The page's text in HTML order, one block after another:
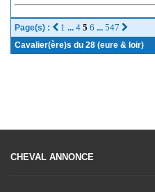
Page(s) : 1 ... 4 5 6 ... 547
Cavalier(ère)s du 28 (eure & loir)
CHEVAL ANNONCE